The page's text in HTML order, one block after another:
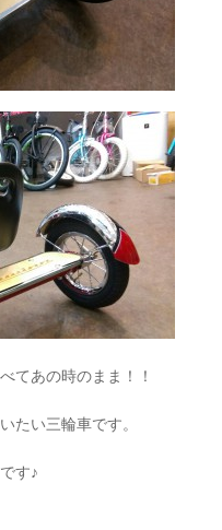
てあの時のまま！！
たい三輪車です。
す♪